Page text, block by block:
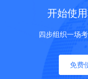
开始使
四步组织一场
免费